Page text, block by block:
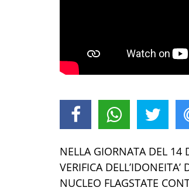
NELLA GIORNATA DEL 14
VERIFICA
NUCLEO FLAGSTATE